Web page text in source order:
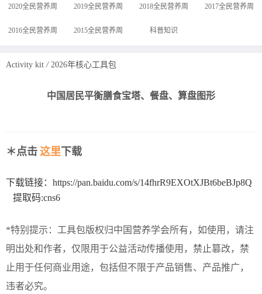
2020全民营养周 2019全民营养周 2018全民营养周 2017全民营养周
2016全民营养周 2015全民营养周 科普知识
Activity kit / 2026年核心工具包
中国居民平衡膳食宝塔、餐盘、算盘图形
＊点击 这里下载
下载链接：https://pan.baidu.com/s/14fhrR9EXOtXJBt6beBJp8Q
提取码:cns6
*特别提示：工具包版权归中国营养学会所有，如使用，请注
明出处和作者，仅限用于公益活动传播使用，禁止篡改，禁
止用于任何商业用途，包括但不限于产品销售、产品推广，
违者必究。